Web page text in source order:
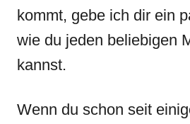
kommt, gebe ich dir ein
wie du jeden beliebigen
kannst.
Wenn du schon seit